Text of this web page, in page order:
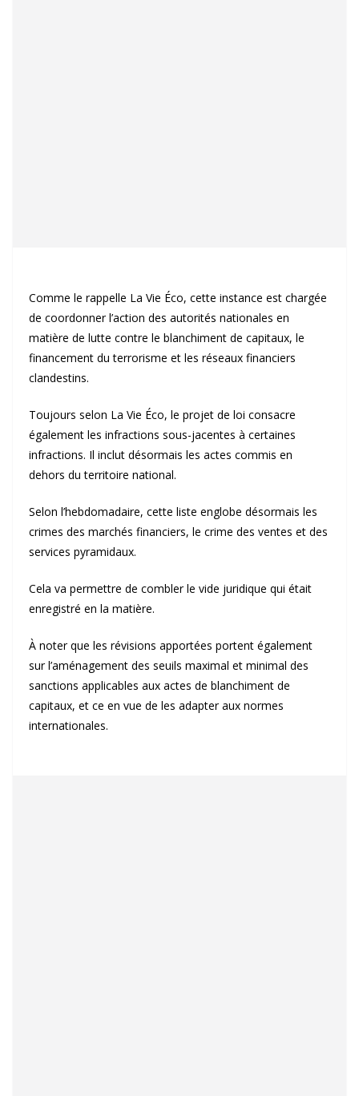
Comme le rappelle La Vie Éco, cette instance est chargée
de coordonner l’action des autorités nationales en
matière de lutte contre le blanchiment de capitaux, le
financement du terrorisme et les réseaux financiers
clandestins.
Toujours selon La Vie Éco, le projet de loi consacre
également les infractions sous-jacentes à certaines
infractions. Il inclut désormais les actes commis en
dehors du territoire national.
Selon l’hebdomadaire, cette liste englobe désormais les
crimes des marchés financiers, le crime des ventes et des
services pyramidaux.
Cela va permettre de combler le vide juridique qui était
enregistré en la matière.
À noter que les révisions apportées portent également
sur l’aménagement des seuils maximal et minimal des
sanctions applicables aux actes de blanchiment de
capitaux, et ce en vue de les adapter aux normes
internationales.